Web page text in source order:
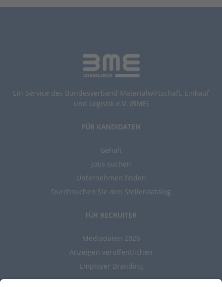
Ein Service des Bundesverband Materialwirtschaft, Einkauf
und Logistik e.V. (BME)
FÜR KANDIDATEN
Gehalt
Jobs suchen
Unternehmen finden
Durchsuchen Sie den Stellenkatalog
FÜR RECRUITER
Mediadaten 2026
Anzeigen veröffentlichen
Employer Branding